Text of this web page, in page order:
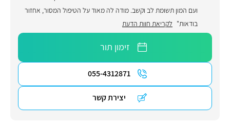
ועם המון תשומת לב וקשב. מודה לה מאוד על הטיפול המסור, אחזור
בודאות" לקריאת חוות הדעת
זימון תור
055-4312871
יצירת קשר